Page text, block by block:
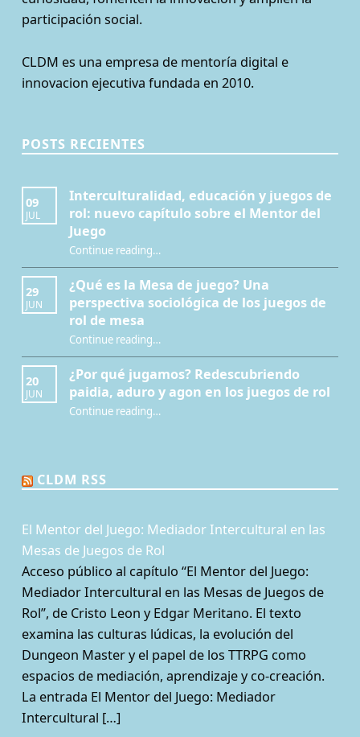
participación social.
CLDM es una empresa de mentoría digital e
innovacion ejecutiva fundada en 2010.
POSTS RECIENTES
09
JUL
Interculturalidad, educación y juegos de
rol: nuevo capítulo sobre el Mentor del
Juego
Continue reading“Interculturalidad, educación y juegos de rol: nuevo capítulo sobre el Mentor del Juego”
…
29
JUN
¿Qué es la Mesa de juego? Una
perspectiva sociológica de los juegos de
rol de mesa
Continue reading“¿Qué es la Mesa de juego? Una perspectiva sociológica de los juegos de rol de mesa”
…
20
JUN
¿Por qué jugamos? Redescubriendo
paidia, aduro y agon en los juegos de rol
Continue reading“¿Por qué jugamos? Redescubriendo paidia, aduro y agon en los juegos de rol”
…
CLDM RSS
El Mentor del Juego: Mediador Intercultural en las
Mesas de Juegos de Rol
Acceso público al capítulo “El Mentor del Juego:
Mediador Intercultural en las Mesas de Juegos de
Rol”, de Cristo Leon y Edgar Meritano. El texto
examina las culturas lúdicas, la evolución del
Dungeon Master y el papel de los TTRPG como
espacios de mediación, aprendizaje y co-creación.
La entrada El Mentor del Juego: Mediador
Intercultural […]